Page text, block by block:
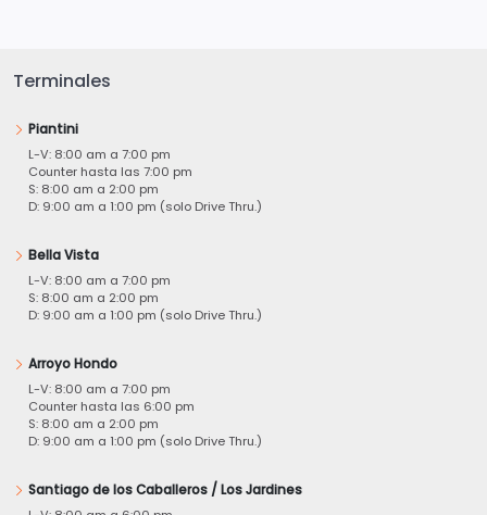
Terminales
Piantini
L-V: 8:00 am a 7:00 pm
Counter hasta las 7:00 pm
S: 8:00 am a 2:00 pm
D: 9:00 am a 1:00 pm (solo Drive Thru.)
Bella Vista
L-V: 8:00 am a 7:00 pm
S: 8:00 am a 2:00 pm
D: 9:00 am a 1:00 pm (solo Drive Thru.)
Arroyo Hondo
L-V: 8:00 am a 7:00 pm
Counter hasta las 6:00 pm
S: 8:00 am a 2:00 pm
D: 9:00 am a 1:00 pm (solo Drive Thru.)
Santiago de los Caballeros / Los Jardines